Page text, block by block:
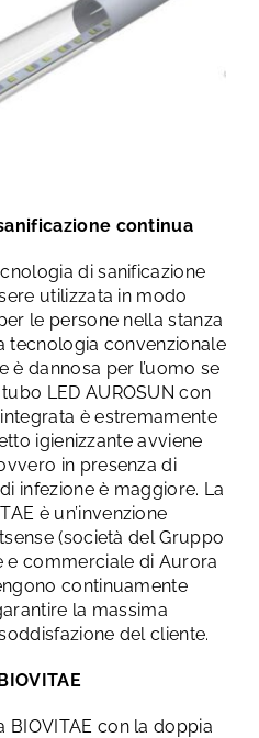
continua
di sanificazione
utilizzata in modo
le persone nella stanza
tecnologia convenzionale
è dannosa per l’uomo se
LED AUROSUN con
è estremamente
igienizzante avviene
in presenza di
infezione è maggiore. La
è un’invenzione
(società del Gruppo
e commerciale di Aurora
continuamente
la massima
del cliente.
con la doppia